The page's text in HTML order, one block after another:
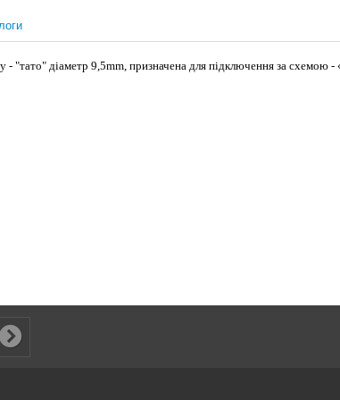
"тато" діаметр 9,5mm, призначена для підключення за схемою -